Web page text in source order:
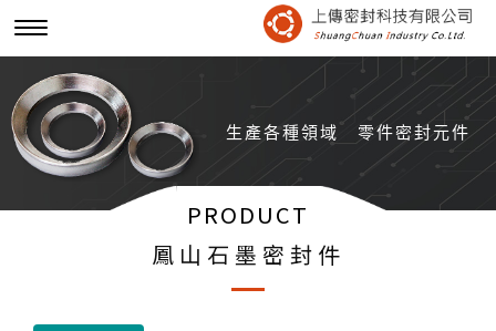
生產各種領域 零件密封元件
PRODUCT
鳳山石墨密封件